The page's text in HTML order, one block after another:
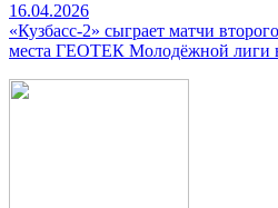
16.04.2026
«Кузбасс-2» сыграет матчи
места ГЕОТЕК Молодёжной лиги